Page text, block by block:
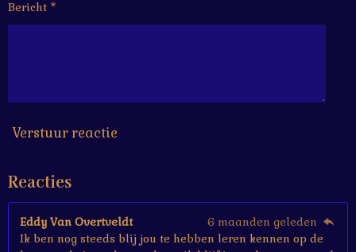
6
s
r
r
Bericht *
Verstuur reactie
Reacties
Eddy Van Overtveldt
6 maanden geleden
Ik ben nog steeds blij jou te hebben leren kennen op de